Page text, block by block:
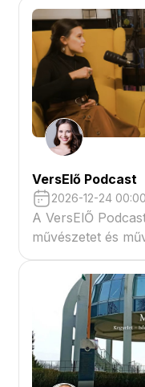
VersElő Podcast
2026-12-24
A VersElŐ
művészetet és
beszélgető